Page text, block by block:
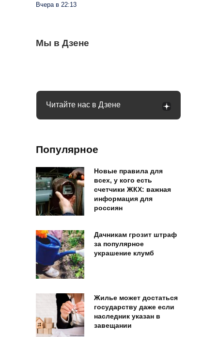
Вчера в 22:13
Мы в Дзене
Самые безопасные и мясные сосиски в
магазине: на какие марки стоит обратить
Гражданам начали отказывать в продаже
Через сколько дней после дождя идти в
Читайте нас в Дзене
Популярное
Новые правила для
всех, у кого есть
счетчики ЖКХ: важная
информация для
россиян
Дачникам грозит штраф
за популярное
украшение клумб
Жилье может достаться
государству даже если
наследник указан в
завещании